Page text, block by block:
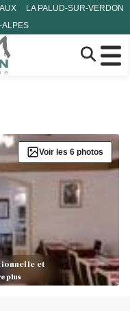
LA PALUD-SUR-VERDON
ALPES
et
plus
Voir les 6 photos